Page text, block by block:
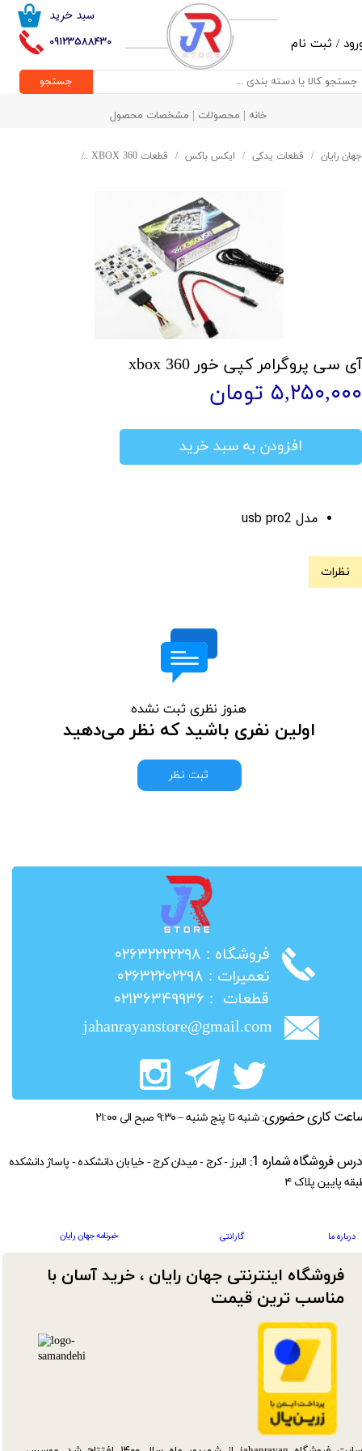
09123588430
۰ سبد خرید
/ ثبت نام
حساب کاربری من
تغییر گذر واژه
جستجو
خانه | محصولات | مشخصات محصول
جهان رایان قطعات یدکی ایکس باکس قطعات XBOX 360
آی سی پروگرامر کپی خور xbox 360
۵,۲۵۰,۰۰۰ تومان
افزودن به سبد خرید
مدل usb pro2
نظرات
هنوز نظری ثبت نشده
اولین نفری باشید که نظر می‌دهید
ثبت نظر
​فروشگاه : ۰۲۶۳۲۲۲۲۲۹۸
​تعمیرات : ۰۲۶۳۲۲۰۲۲۹۸
​قطعات : ۰۲۱۳۶۳۴۹۹۳۶
jahanrayanstore@gmail.com
فروشگاه اینترنتی جهان رایان ، خرید آسان با
مناسب ترین قیمت​​​​​​​
کاری حضوری: شنبه تا پنج شنبه – ۹:۳۰ صبح الی ۲۱:۰۰
درباره ما گارانتی خبرنامه جهان رایان
فروشگاه شماره 1:
البرز - کرج - میدان کرج - خیابان دانشکده - پاساژ دانشکده
پایین پلاک ۴